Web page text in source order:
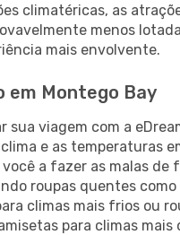
climatéricas, as
menos
mais envolvente.
em Montego Bay
sua viagem com a
e as temperaturas
você a fazer as malas de
roupas quentes como
climas mais frios ou
para climas mais